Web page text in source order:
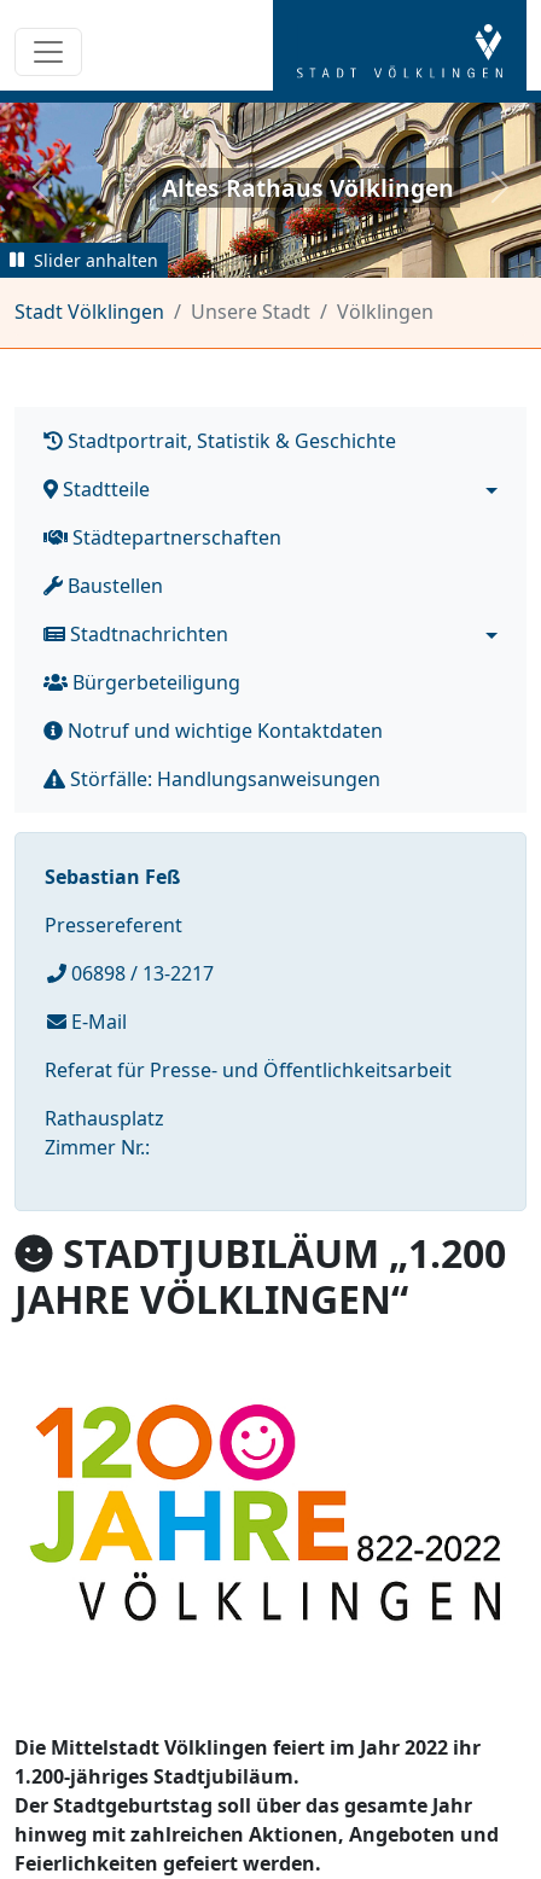
Völklingen
zurück
Slider anhalten
Stadt Völklingen Unsere Stadt Völklingen
Stadtportrait, Statistik & Geschichte
Stadtteile
Städtepartnerschaften
Baustellen
Stadtnachrichten
Bürgerbeteiligung
Notruf und wichtige Kontaktdaten
Störfälle: Handlungsanweisungen
Sebastian Feß
Pressereferent
06898 / 13-2217
E-Mail
Referat für Presse- und Öffentlichkeitsarbeit
Rathausplatz
Zimmer Nr.:
STADTJUBILÄUM „1.200
JAHRE VÖLKLINGEN“
Die Mittelstadt Völklingen feiert im Jahr 2022 ihr
1.200-jähriges Stadtjubiläum.
Der Stadtgeburtstag soll über das gesamte Jahr
hinweg mit zahlreichen Aktionen, Angeboten und
Feierlichkeiten gefeiert werden.